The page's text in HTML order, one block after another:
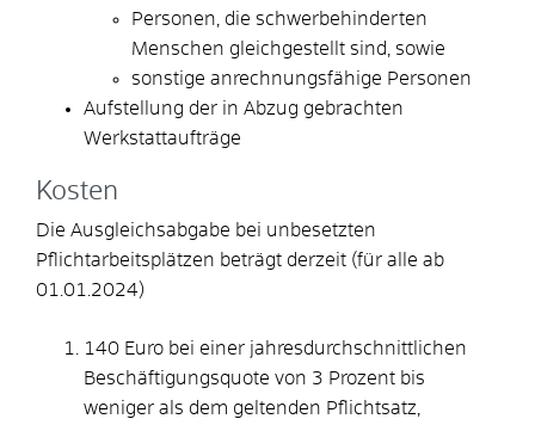
Personen, die schwerbehinderten
Menschen gleichgestellt sind, sowie
sonstige anrechnungsfähige Personen
Aufstellung der in Abzug gebrachten
Werkstattaufträge
Kosten
Die Ausgleichsabgabe bei unbesetzten
Pflichtarbeitsplätzen beträgt derzeit (für alle ab
01.01.2024)
140 Euro bei einer jahresdurchschnittlichen
Beschäftigungsquote von 3 Prozent bis
weniger als dem geltenden Pflichtsatz,